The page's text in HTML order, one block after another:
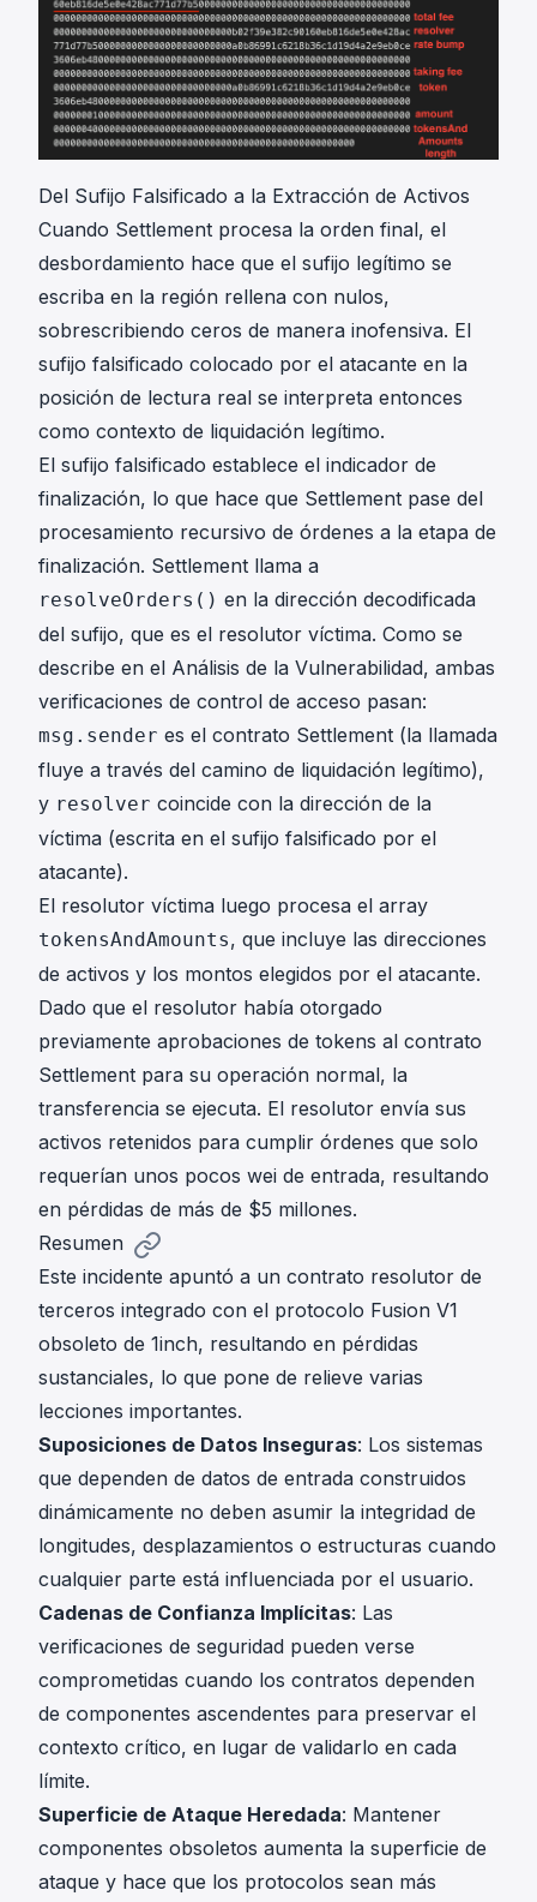
Del Sufijo Falsificado a la Extracción de Activos
Cuando Settlement procesa la orden final, el
desbordamiento hace que el sufijo legítimo se
escriba en la región rellena con nulos,
sobrescribiendo ceros de manera inofensiva. El
sufijo falsificado colocado por el atacante en la
posición de lectura real se interpreta entonces
como contexto de liquidación legítimo.
El sufijo falsificado establece el indicador de
finalización, lo que hace que Settlement pase del
procesamiento recursivo de órdenes a la etapa de
finalización. Settlement llama a
resolveOrders() en la dirección decodificada
del sufijo, que es el resolutor víctima. Como se
describe en el Análisis de la Vulnerabilidad, ambas
verificaciones de control de acceso pasan:
msg.sender es el contrato Settlement (la llamada
fluye a través del camino de liquidación legítimo),
y resolver coincide con la dirección de la
víctima (escrita en el sufijo falsificado por el
atacante).
El resolutor víctima luego procesa el array
tokensAndAmounts, que incluye las direcciones
de activos y los montos elegidos por el atacante.
Dado que el resolutor había otorgado
previamente aprobaciones de tokens al contrato
Settlement para su operación normal, la
transferencia se ejecuta. El resolutor envía sus
activos retenidos para cumplir órdenes que solo
requerían unos pocos wei de entrada, resultando
en pérdidas de más de $5 millones.
Resumen
Este incidente apuntó a un contrato resolutor de
terceros integrado con el protocolo Fusion V1
obsoleto de 1inch, resultando en pérdidas
sustanciales, lo que pone de relieve varias
lecciones importantes.
Suposiciones de Datos Inseguras: Los sistemas
que dependen de datos de entrada construidos
dinámicamente no deben asumir la integridad de
longitudes, desplazamientos o estructuras cuando
cualquier parte está influenciada por el usuario.
Cadenas de Confianza Implícitas: Las
verificaciones de seguridad pueden verse
comprometidas cuando los contratos dependen
de componentes ascendentes para preservar el
contexto crítico, en lugar de validarlo en cada
límite.
Superficie de Ataque Heredada: Mantener
componentes obsoletos aumenta la superficie de
ataque y hace que los protocolos sean más